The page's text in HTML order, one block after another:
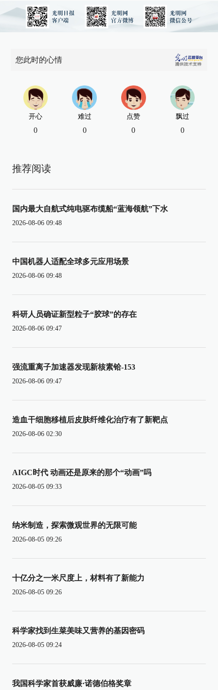
您此时的心情
开心
0
难过
0
点赞
0
飘过
0
推荐阅读
国内最大自航式纯电驱布缆船“蓝海领航”下水
2026-08-06 09:48
中国机器人适配全球多元应用场景
2026-08-06 09:48
科研人员确证新型粒子“胶球”的存在
2026-08-06 09:47
强流重离子加速器发现新核素铪-153
2026-08-06 09:47
造血干细胞移植后皮肤纤维化治疗有了新靶点
2026-08-06 02:30
AIGC时代 动画还是原来的那个“动画”吗
2026-08-05 09:33
纳米制造，探索微观世界的无限可能
2026-08-05 09:26
十亿分之一米尺度上，材料有了新能力
2026-08-05 09:26
科学家找到生菜美味又营养的基因密码
2026-08-05 09:24
我国科学家首获威廉·诺德伯格奖章